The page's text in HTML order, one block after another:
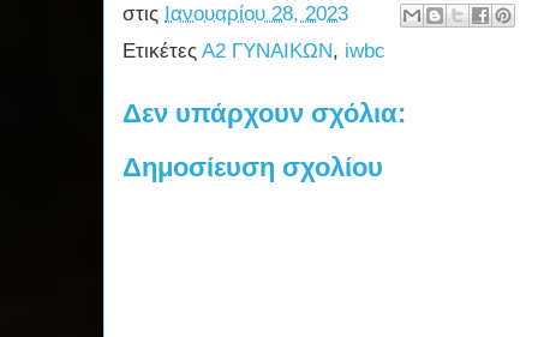
στις Ιανουαρίου 28, 2023
Ετικέτες Α2 ΓΥΝΑΙΚΩΝ, iwbc
Δεν υπάρχουν σχόλια:
Δημοσίευση σχολίου